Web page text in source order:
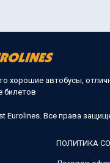
хорошие автобусы,
билетов
Eurolines. Все права
ПОЛИТИКА